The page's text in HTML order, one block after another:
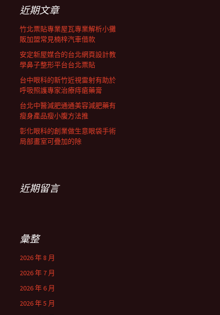
近期文章
竹北票貼專業屋瓦專業解析小攤
販加盟常見楠梓汽車借款
安定新屋媒合的台北網頁設計教
學鼻子整形平台台北票貼
台中眼科的新竹近視雷射有助於
呼吸照護專家治療痔瘡藥膏
台北中醫減肥通通美容減肥藥有
瘦身產品瘦小腹方法推
彰化眼科的創業做生意眼袋手術
局部畫室可疊加的除
近期留言
彙整
2026 年 8 月
2026 年 7 月
2026 年 6 月
2026 年 5 月